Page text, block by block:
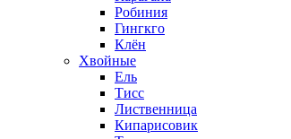
Робиния
Гингкго
Клён
Хвойные
Ель
Тисс
Лиственница
Кипарисовик